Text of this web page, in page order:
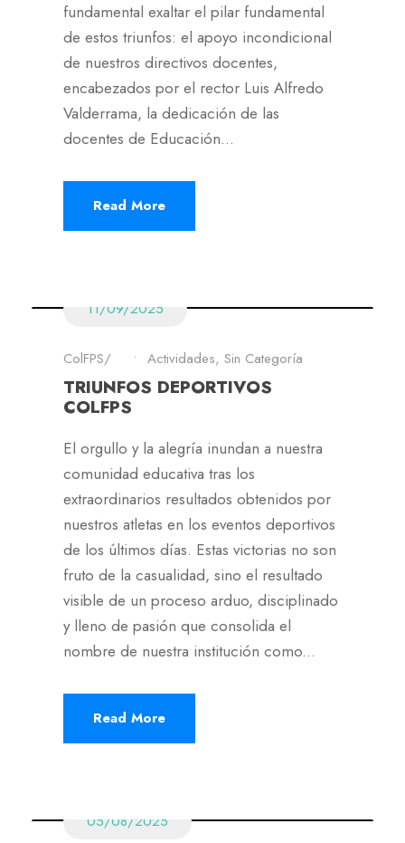
fundamental exaltar el pilar fundamental
de estos triunfos: el apoyo incondicional
de nuestros directivos docentes,
encabezados por el rector Luis Alfredo
Valderrama, la dedicación de las
docentes de Educación...
Read More
11/09/2025
ColFPS • Actividades, Sin Categoría
TRIUNFOS DEPORTIVOS
COLFPS
El orgullo y la alegría inundan a nuestra
comunidad educativa tras los
extraordinarios resultados obtenidos por
nuestros atletas en los eventos deportivos
de los últimos días. Estas victorias no son
fruto de la casualidad, sino el resultado
visible de un proceso arduo, disciplinado
y lleno de pasión que consolida el
nombre de nuestra institución como...
Read More
05/08/2025